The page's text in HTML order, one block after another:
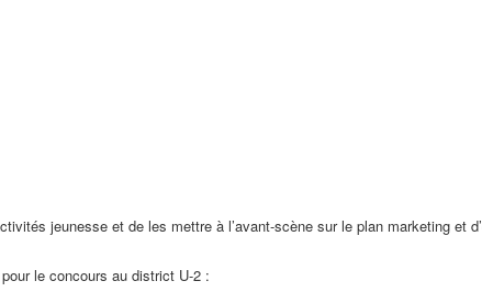
jeunesse et de les mettre à l’avant-scène sur le plan marketing et
le concours au district U-2 :